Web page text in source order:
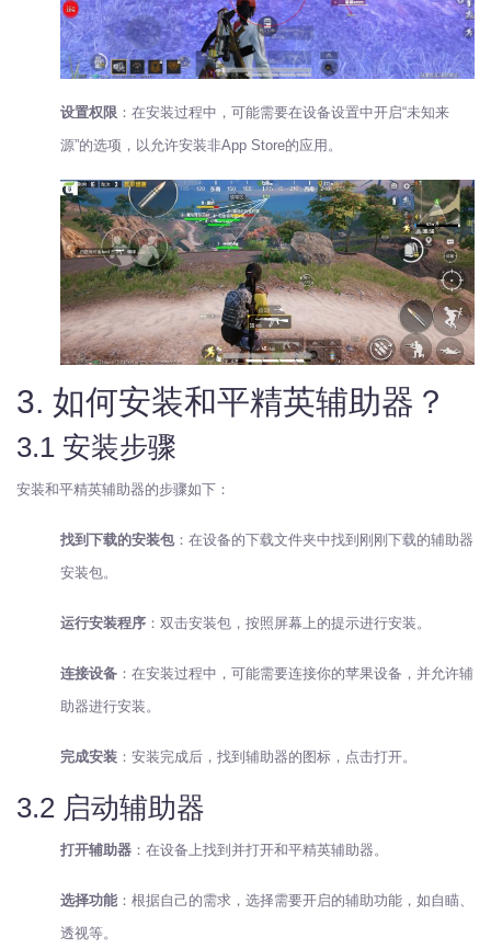
设置权限 ：在安装过程中，可能需要在设备设置中开启“未知来
源”的选项，以允许安装非App Store的应用。
3. 如何安装和平精英辅助器？
3.1 安装步骤
安装和平精英辅助器的步骤如下：
找到下载的安装包：在设备的下载文件夹中找到刚刚下载的辅助器
安装包。
运行安装程序 ：双击安装包，按照屏幕上的提示进行安装。
连接设备 ：在安装过程中，可能需要连接你的苹果设备，并允许辅
助器进行安装。
完成安装 ：安装完成后，找到辅助器的图标，点击打开。
3.2 启动辅助器
打开辅助器 ：在设备上找到并打开和平精英辅助器。
选择功能 ：根据自己的需求，选择需要开启的辅助功能，如自瞄、
透视等。